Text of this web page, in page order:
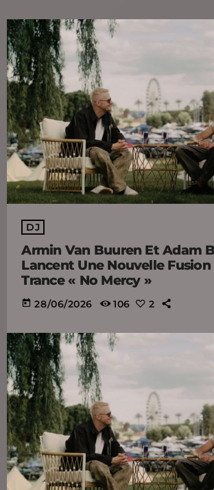
DJ
Armin Van Buuren Et Adam
Lancent Une Nouvelle Fusion
Trance « No Mercy »
today 28/06/2026 106 2